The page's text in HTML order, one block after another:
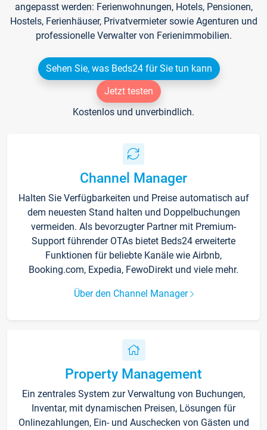
angepasst werden: Ferienwohnungen, Hotels, Pensionen,
Hostels, Ferienhäuser, Privatvermieter sowie Agenturen und
professionelle Verwalter von Ferienimmobilien.
Sehen Sie, was Beds24 für Sie tun kann
Jetzt testen
Kostenlos und unverbindlich.
Channel Manager
Halten Sie Verfügbarkeiten und Preise automatisch auf
dem neuesten Stand halten und Doppelbuchungen
vermeiden. Als bevorzugter Partner mit Premium-
Support führender OTAs bietet Beds24 erweiterte
Funktionen für beliebte Kanäle wie Airbnb,
Booking.com, Expedia, FewoDirekt und viele mehr.
Über den Channel Manager
Property Management
Ein zentrales System zur Verwaltung von Buchungen,
Inventar, mit dynamischen Preisen, Lösungen für
Onlinezahlungen, Ein- und Auschecken von Gästen und